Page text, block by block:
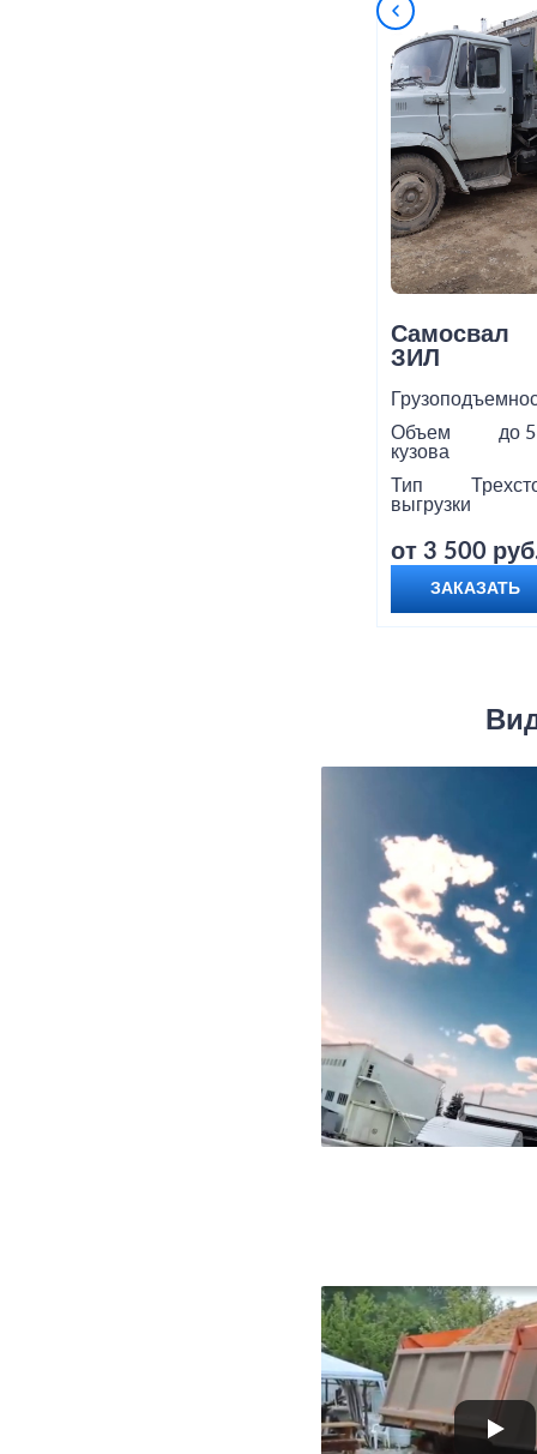
Самосвал
ЗИЛ
Объем
кузова
до
Тип
выгрузки
от 3 500
ЗАКАЗАТЬ